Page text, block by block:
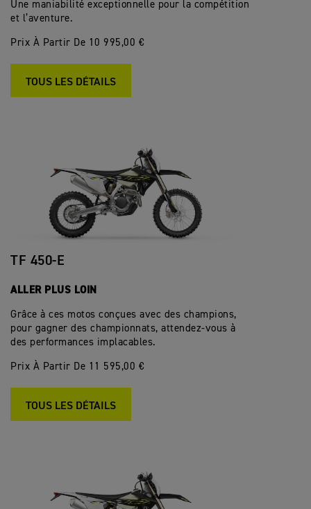
Une maniabilité exceptionnelle pour la compétition
et l’aventure.
Prix À Partir De 10 995,00 €
TOUS LES DÉTAILS
TF 450-E
ALLER PLUS LOIN
Grâce à ces motos conçues avec des champions,
pour gagner des championnats, attendez-vous à
des performances implacables.
Prix À Partir De 11 595,00 €
TOUS LES DÉTAILS